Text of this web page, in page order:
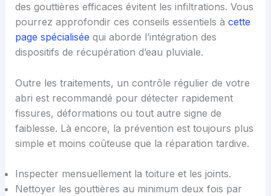
des gouttières efficaces évitent les infiltrations. Vous
pourrez approfondir ces conseils essentiels à cette
page spécialisée qui aborde l’intégration des
dispositifs de récupération d’eau pluviale.
Outre les traitements, un contrôle régulier de votre
abri est recommandé pour détecter rapidement
fissures, déformations ou tout autre signe de
faiblesse. Là encore, la prévention est toujours plus
simple et moins coûteuse que la réparation tardive.
Inspecter mensuellement la toiture et les joints.
Nettoyer les gouttières au minimum deux fois par